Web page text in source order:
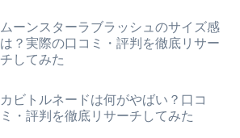
ムーンスターラブラッシュのサイズ感
は？実際の口コミ・評判を徹底リサー
チしてみた
カビトルネードは何がやばい？口コ
ミ・評判を徹底リサーチしてみた